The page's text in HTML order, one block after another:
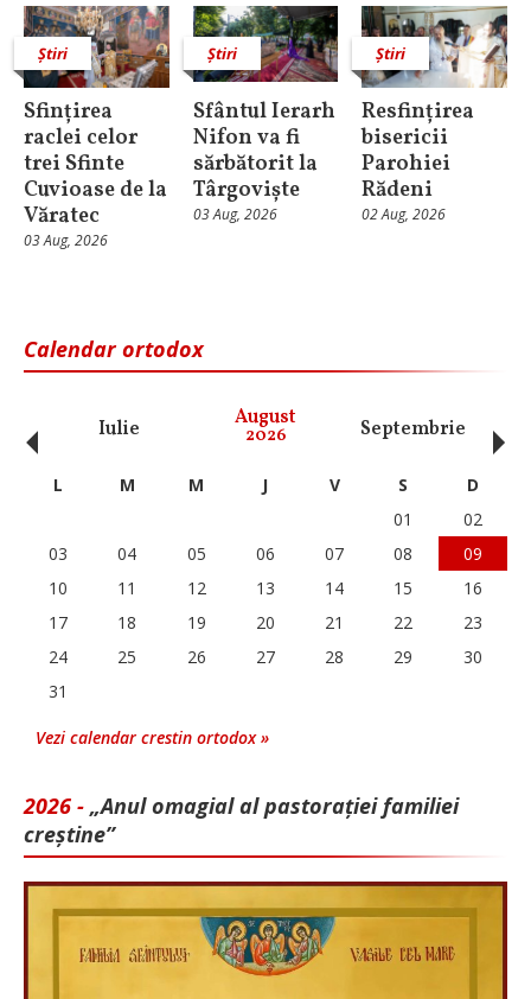
Știri
Sfințirea
raclei celor
trei Sfinte
Cuvioase de la
Văratec
03 Aug, 2026
Știri
Sfântul Ierarh
Nifon va fi
sărbătorit la
Târgoviște
03 Aug, 2026
Știri
Resfințirea
bisericii
Parohiei
Rădeni
02 Aug, 2026
Calendar ortodox
Iulie August
2026 Septembrie
‹ L M M J V S
D
01
02
03
04 05 06 07 08
09
10
11 12 13 14 15
16
17
18 19 20 21 22
23
24
25 26 27 28 29
30
31
Vezi calendar crestin ortodox »
2026 - „Anul omagial al pastorației familiei
creștine”